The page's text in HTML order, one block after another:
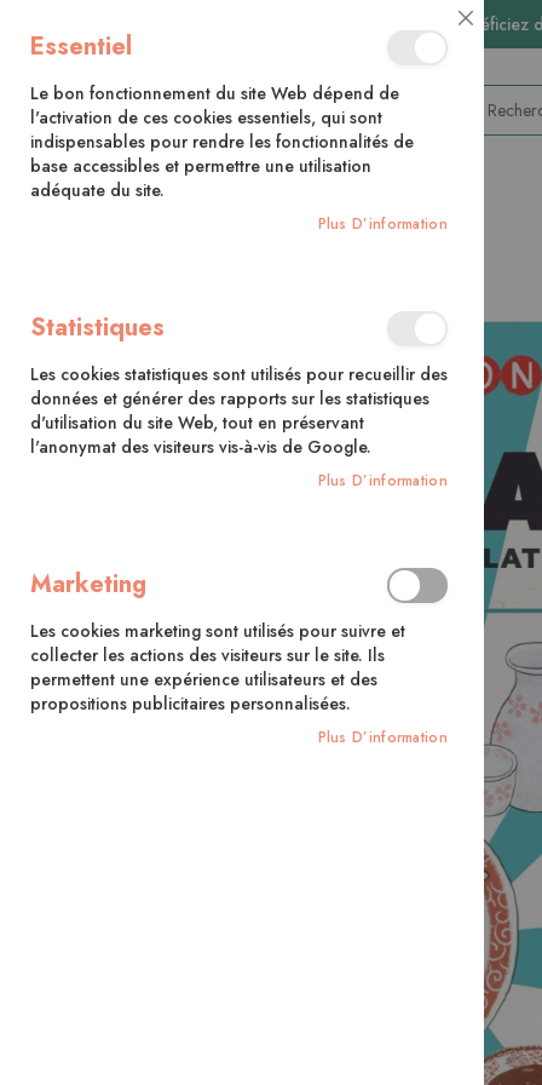
🚚
CATÉGORIES
Skip
the
end
of
the
Close
Cookie
Essentiel
Le bon fonctionnement du site Web dépend de
l'activation de ces cookies essentiels, qui sont
indispensables pour rendre les fonctionnalités de
base accessibles et permettre une utilisation
adéquate du site.
Plus D’information
Statistiques
Les cookies statistiques sont utilisés pour recueillir des
données et générer des rapports sur les statistiques
d'utilisation du site Web, tout en préservant
l'anonymat des visiteurs vis-à-vis de Google.
Plus D’information
Marketing
Les cookies marketing sont utilisés pour suivre et
collecter les actions des visiteurs sur le site. Ils
permettent une expérience utilisateurs et des
propositions publicitaires personnalisées.
Plus D’information